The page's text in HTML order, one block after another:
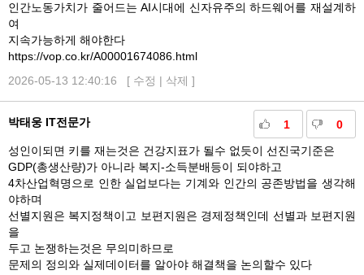
인간노동가치가 줄어드는 AI시대에 신자유주의 하드웨어를 재설계하
여
지속가능하게 해야한다
https://vop.co.kr/A00001674086.html
2026-05-13 12:40:16 [ 수정 | 삭제 ]
1 0
박태웅 IT전문가
성인이되면 키를 재는것은 건강지표가 될수 없듯이 선진국기준은
GDP(총생산량)가 아니라 복지-소득분배등이 되야하고
4차산업혁명으로 인한 실업보다는 기계와 인간의 공존방법을 생각해
야하며
선별지원은 복지정책이고 보편지원은 경제정책인데 선별과 보편지원
을
두고 논쟁하는것은 무의미하므로
문제의 정의와 실제데이터를 알아야 해결책을 논의할수 있다